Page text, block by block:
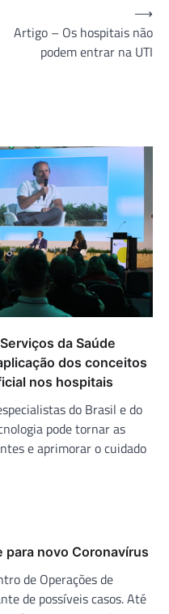
Artigo – Os hospitais não
podem entrar na UTI
⟶
da Saúde
dos conceitos
nos hospitais
do Brasil e do
pode tornar as
e aprimorar o cuidado
para novo Coronavírus
de Operações de
de possíveis casos. Até